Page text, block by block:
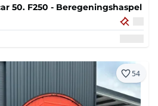
50. F250 - Beregeningshaspel
54